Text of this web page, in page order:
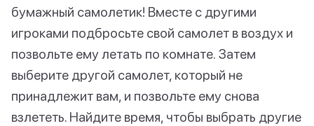
бумажный самолетик! Вместе с другими
игроками подбросьте свой самолет в воздух и
позвольте ему летать по комнате. Затем
выберите другой самолет, который не
принадлежит вам, и позвольте ему снова
взлететь. Найдите время, чтобы выбрать другие